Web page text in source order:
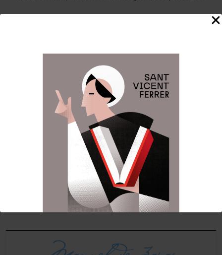
Agradecemos la fantástica y heroica labor de los
servicios de emergencia que participan en el
dispositivo de socorro.
Navegación
Anterior:
Mª José Llorens
asiste al Acto de
Apertura del Año
vicentino del Altar del
Tossal.
Siguiente:
Comunicado Real
Basílica de Nuestra
Sra. de los
Desamparados.